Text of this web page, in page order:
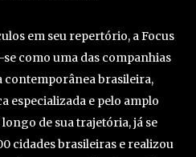
em seu repertório, a Focus
como uma das companhias
contemporânea brasileira,
especializada e pelo amplo
de sua trajetória, já se
cidades brasileiras e realizou